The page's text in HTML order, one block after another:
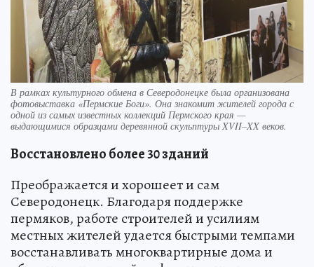
В рамках культурного обмена в Северодонецке была организована
фотовыставка «Пермские Боги». Она знакомит жителей города с
одной из самых известных коллекций Пермского края —
выдающимися образцами деревянной скульптуры XVII–XX веков.
Восстановлено более 30 зданий
Преображается и хорошеет и сам
Северодонецк. Благодаря поддержке
пермяков, работе строителей и усилиям
местных жителей удается быстрыми темпами
восстанавливать многоквартирные дома и